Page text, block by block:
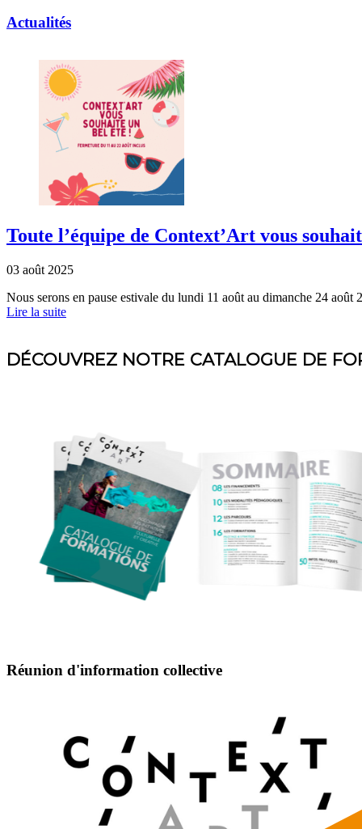
Actualités
Toute l’équipe de Context’Art vous
03 août 2025
Nous serons en pause estivale du lundi 11 août au dimanche 24
Lire la suite
DÉCOUVREZ NOTRE CATALOGUE DE
Réunion d'information collective